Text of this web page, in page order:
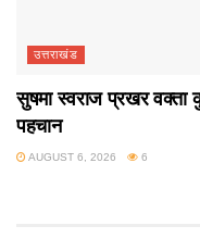
उत्तराखंड
सुषमा स्वराज प्रखर
पहचान
AUGUST 6, 2026 6